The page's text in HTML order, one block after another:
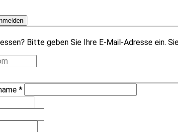
Bitte geben Sie Ihre E-Mail-Adresse ein.
*